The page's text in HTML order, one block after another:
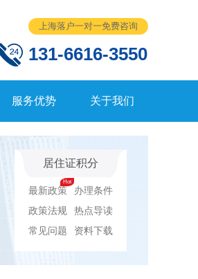
上海落户一对一免费咨询
131-6616-3550
服务优势 关于我们
居住证积分
最新政策
办理条件
政策法规
热点导读
常见问题
资料下载